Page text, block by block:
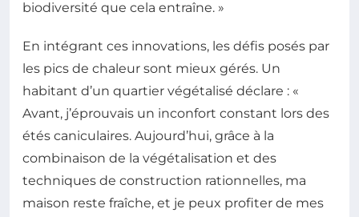
biodiversité que cela entraîne. »
En intégrant ces innovations, les défis posés par
les pics de chaleur sont mieux gérés. Un
habitant d’un quartier végétalisé déclare : «
Avant, j’éprouvais un inconfort constant lors des
étés caniculaires. Aujourd’hui, grâce à la
combinaison de la végétalisation et des
techniques de construction rationnelles, ma
maison reste fraîche, et je peux profiter de mes